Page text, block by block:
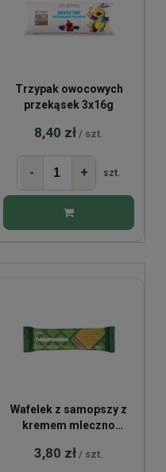
Trzypak owocowych
przekąsek 3x16g
8,40 zł / szt.
- + szt.
Wafelek z samopszy z
kremem mleczno
3,80 zł / szt.